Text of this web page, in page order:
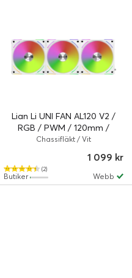
Lian Li UNI FAN AL120 V2 /
RGB / PWM / 120mm /
28mm / 3-Pack
Chassifläkt / Vit
(2)
1 099 kr
Webb
Butiker